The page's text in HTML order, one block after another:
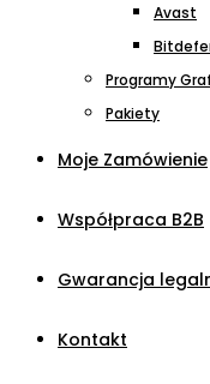
Avast
Programy
Pakiety
Moje Zamówienie
Współpraca B2B
Gwarancja
Kontakt